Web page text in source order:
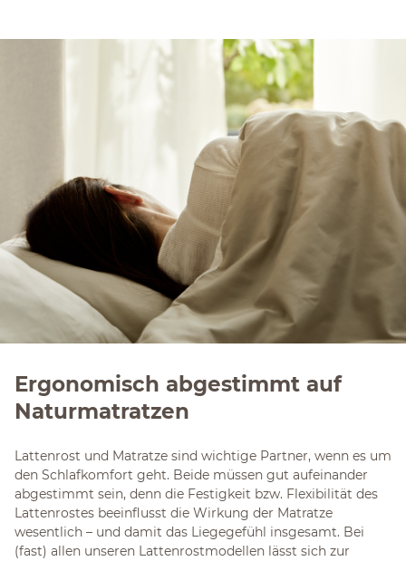
Ergonomisch abgestimmt auf
Naturmatratzen
Lattenrost und Matratze sind wichtige Partner, wenn es um
den Schlafkomfort geht. Beide müssen gut aufeinander
abgestimmt sein, denn die Festigkeit bzw. Flexibilität des
Lattenrostes beeinflusst die Wirkung der Matratze
wesentlich – und damit das Liegegefühl insgesamt. Bei
(fast) allen unseren Lattenrostmodellen lässt sich zur